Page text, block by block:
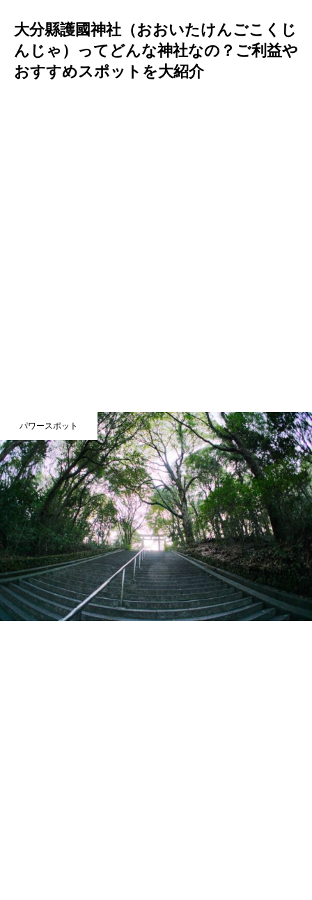
大分縣護國神社（おおいたけんごこくじ
んじゃ）ってどんな神社なの？ご利益や
おすすめスポットを大紹介
パワースポット